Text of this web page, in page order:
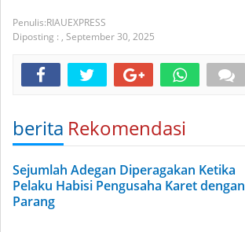
RIAUEXPRESS
Diposting : , September 30, 2025
berita Rekomendasi
Sejumlah Adegan Diperagakan Ketika
Pelaku Habisi Pengusaha Karet dengan
Parang